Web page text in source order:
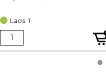
oli:
€ 3,47.
is:
€ 2,60.
Laos: 1